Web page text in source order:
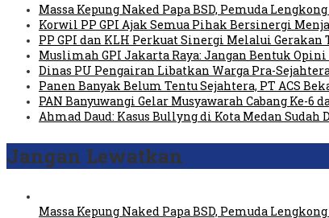
Massa Kepung Naked Papa BSD, Pemuda
Korwil PP GPI Ajak Semua Pihak Bersinergi
PP GPI dan KLH Perkuat Sinergi Melalui Gerakan
Muslimah GPI Jakarta Raya: Jangan Bentuk
Dinas PU Pengairan Libatkan Warga Pra-
Panen Banyak Belum Tentu Sejahtera, PT ACS
PAN Banyuwangi Gelar Musyawarah Cabang Ke-
Ahmad Daud: Kasus Bullyng di Kota Medan
Jangan Lewatkan
Massa Kepung Naked Papa BSD, Pemuda